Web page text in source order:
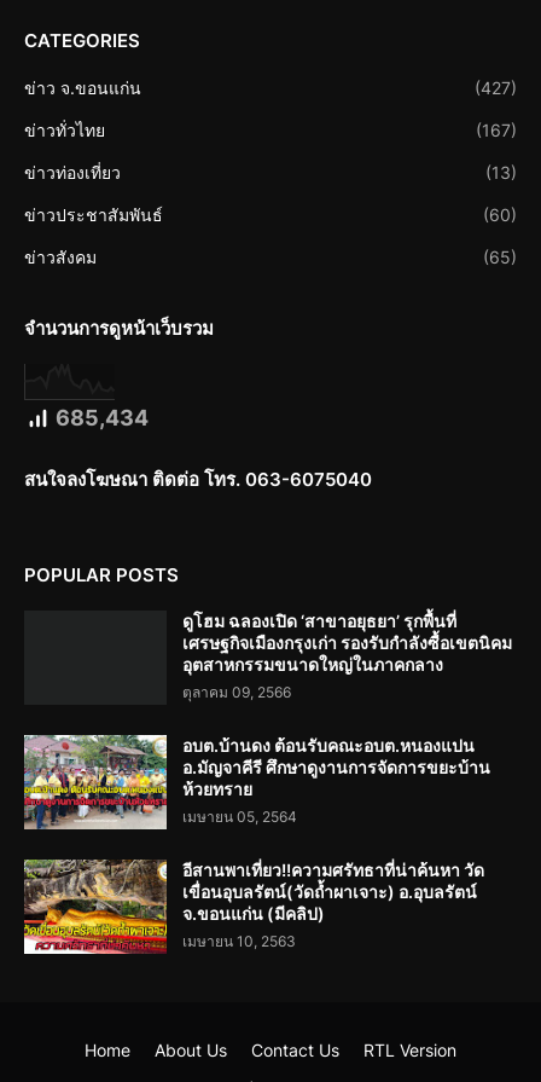
CATEGORIES
ข่าว จ.ขอนแก่น (427)
ข่าวทั่วไทย (167)
ข่าวท่องเที่ยว (13)
ข่าวประชาสัมพันธ์ (60)
ข่าวสังคม (65)
จำนวนการดูหน้าเว็บรวม
685,434
สนใจลงโฆษณา ติดต่อ โทร. 063-6075040
POPULAR POSTS
ดูโฮม ฉลองเปิด ‘สาขาอยุธยา’ รุกพื้นที่
เศรษฐกิจเมืองกรุงเก่า รองรับกำลังซื้อเขตนิคม
อุตสาหกรรมขนาดใหญ่ในภาคกลาง
ตุลาคม 09, 2566
อบต.บ้านดง ต้อนรับคณะอบต.หนองแปน
อ.มัญจาคีรี ศึกษาดูงานการจัดการขยะบ้าน
ห้วยทราย
เมษายน 05, 2564
อีสานพาเที่ยว!!ความศรัทธาที่น่าค้นหา วัด
เขื่อนอุบลรัตน์(วัดถ้ำผาเจาะ) อ.อุบลรัตน์
จ.ขอนแก่น (มีคลิป)
เมษายน 10, 2563
Home About Us Contact Us RTL Version